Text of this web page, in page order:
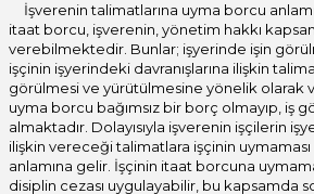
İşverenin talimatlarına uyma borcu
itaat borcu, işverenin, yönetim hakkı
verebilmektedir. Bunlar; işyerinde işin
işçinin işyerindeki davranışlarına ilişkin
görülmesi ve yürütülmesine yönelik olarak
uyma borcu bağımsız bir borç olmayıp, iş
almaktadır. Dolayısıyla işverenin işçilerin
ilişkin vereceği talimatlara işçinin
anlamına gelir. İşçinin itaat borcuna
disiplin cezası uygulayabilir, bu kapsamda